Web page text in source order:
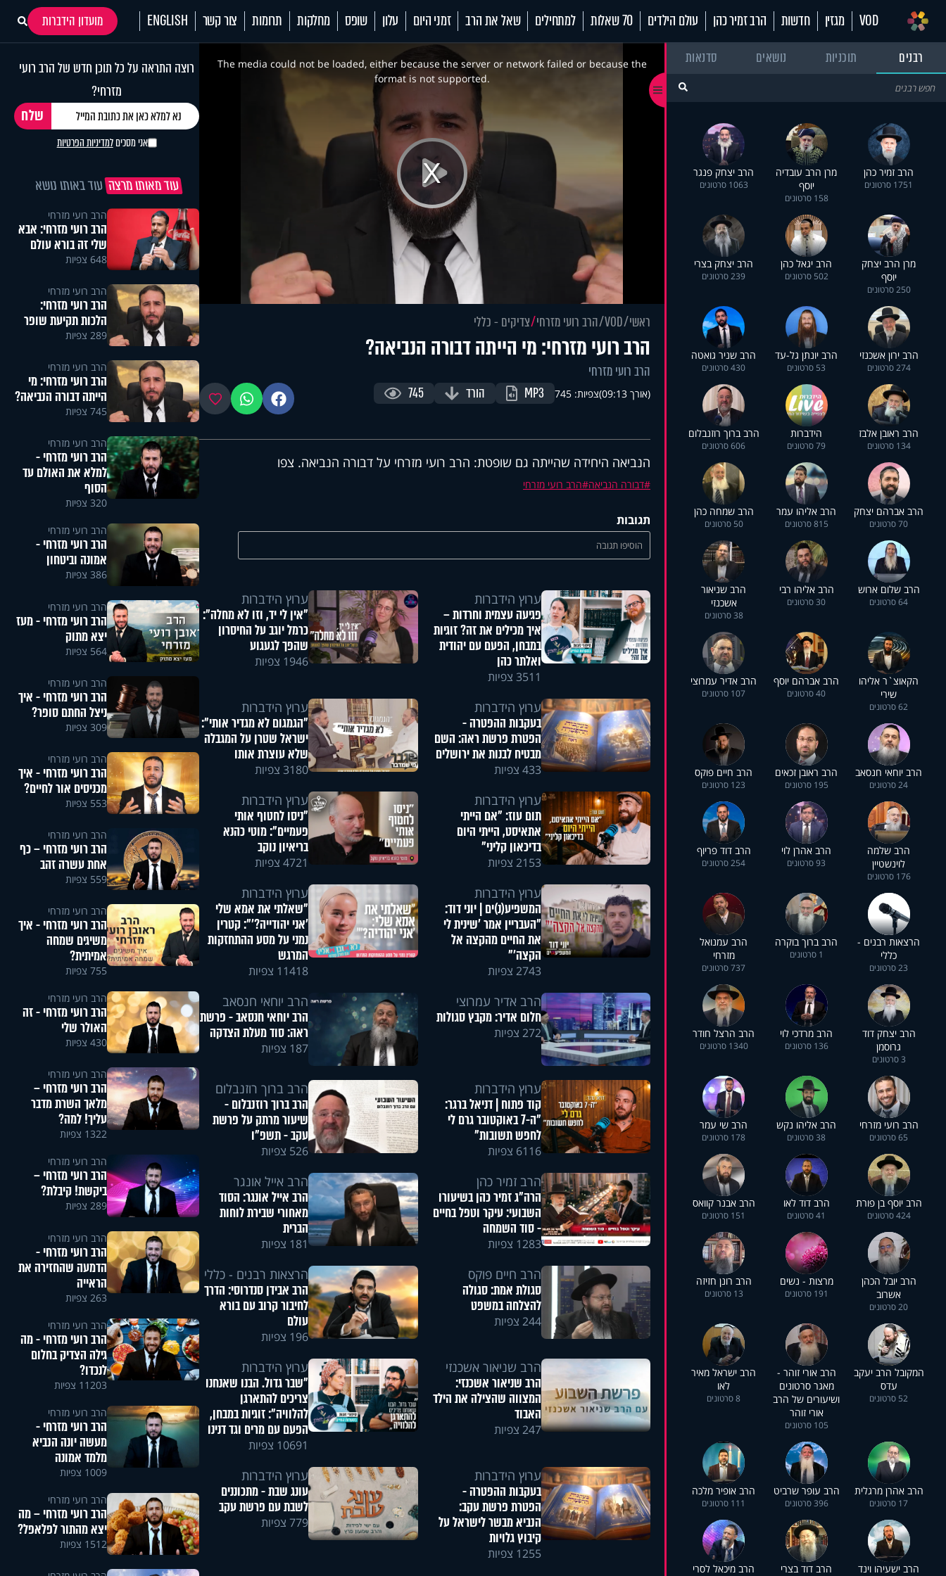
VOD מגזין חדשות הרב זמיר כהן עולם הילדים 70 שאלות למתחילים שאל את הרב זמני היום עלון שופס מחלקות תרומות צור קשר ENGLISH
מועדון הידברות
רבנים
תוכניות נושאים סדנאות
הרב זמיר כהן
1751 סרטונים
מרן הרב עובדיה
יוסף
158 סרטונים
הרב יצחק פנגר
1063 סרטונים
מרן הרב יצחק
יוסף
250 סרטונים
הרב יגאל כהן
502 סרטונים
הרב יצחק בצרי
239 סרטונים
הרב ירון אשכנזי
274 סרטונים
הרב יונתן גל-עד
53 סרטונים
הרב שניר גואטה
430 סרטונים
הרב ראובן אלבז
134 סרטונים
הידברות
79 סרטונים
הרב ברוך רוזנבלום
606 סרטונים
הרב אברהם יצחק
70 סרטונים
הרב אליהו עמר
815 סרטונים
הרב שמחה כהן
50 סרטונים
הרב שלום ארוש
64 סרטונים
הרב אליהו רבי
30 סרטונים
הרב שניאור
אשכנזי
38 סרטונים
הקאוצ`ר אליהו
שירי
62 סרטונים
הרב אברהם יוסף
40 סרטונים
הרב אדיר עמרוצי
107 סרטונים
הרב יוחאי חנסאב
24 סרטונים
הרב ראובן זכאים
195 סרטונים
הרב חיים פוקס
123 סרטונים
הרב שלמה
לוינשטיין
176 סרטונים
הרב אהרן לוי
93 סרטונים
הרב דוד פריוף
254 סרטונים
הרצאות רבנים -
כללי
23 סרטונים
הרב ברוך בוקרה
1 סרטונים
הרב עמנואל
מזרחי
737 סרטונים
הרב יצחק דוד
גרוסמן
3 סרטונים
הרב מרדכי לוי
136 סרטונים
הרב הרצל חודר
1340 סרטונים
הרב רועי מזרחי
65 סרטונים
הרב אליהו נקש
38 סרטונים
הרב שי עמר
178 סרטונים
הרב יוסף בן פורת
424 סרטונים
הרב דוד לאו
41 סרטונים
הרב אבנר קוואס
151 סרטונים
הרב יובל הכהן
אשרוב
20 סרטונים
מרצות - נשים
191 סרטונים
הרב רונן חזיזה
13 סרטונים
המקובל הרב יעקב
עדס
52 סרטונים
הרב אורי זוהר -
מאגר סרטונים
ושיעורים של הרב
אורי זוהר
105 סרטונים
הרב ישראל מאיר
לאו
8 סרטונים
הרב אהרן מרגלית
17 סרטונים
הרב עופר שרביט
396 סרטונים
הרב אופיר מלכה
111 סרטונים
הרב ישעיהו וינד הרב דוד בצרי הרב מיכאל לסרי
Play
Video
This
modalThe media could not be loaded, either because the server or network failed or because the
format is not supported.
ראשי VOD הרב רועי מזרחי צדיקים - כללי
הרב רועי מזרחי: מי הייתה דבורה הנביאה?
הרב רועי מזרחי
(אורך 09:13) צפיות: 745 MP3 הורד 745 פייסבוקווטסאפ מועדפים
הנביאה היחידה שהייתה גם שופטת: הרב רועי מזרחי על דבורה הנביאה. צפו
דבורה הנביאה הרב רועי מזרחי
תגובות
הוסיפו תגובה
ערוץ הידברות
פגיעה עצמית וחרדות –
איך מכילים את זה? זוגיות
במבחן, הפעם עם יהודית
ואלתר כהן
3511 צפיות
ערוץ הידברות
"אין לי יד, וזו לא מחלה":
כרמל יוגב על החיסרון
שהפך לגעגוע
1946 צפיות
ערוץ הידברות
בעקבות ההפטרה -
הפטרת פרשת ראה: השם
מבטיח לבנות את ירושלים
433 צפיות
ערוץ הידברות
"הגמגום לא מגדיר אותי":
ישראל שטרן על המגבלה
שלא עוצרת אותו
3180 צפיות
ערוץ הידברות
תום עוז: "אם הייתי
אתאיסט, הייתי היום
בדיכאון קליני"
2153 צפיות
ערוץ הידברות
"ניסו לחטוף אותי
פעמיים": מוטי כהנא
בריאיון נוקב
4721 צפיות
ערוץ הידברות
המשפיע(נ)ים | יוני דוד:
"העבריין אמר 'שינית לי
את החיים מהקצה אל
הקצה'"
2743 צפיות
ערוץ הידברות
"שאלתי את אמא שלי
'אני יהודייה?'": קטרין
נמני על מסע ההתחזקות
המרגש
11418 צפיות
הרב אדיר עמרוצי
חלום אדיר: מקבץ סגולות
272 צפיות
הרב יוחאי חנסאב
הרב יוחאי חנסאב - פרשת
ראה: סוד מעלת הצדקה
187 צפיות
ערוץ הידברות
קוד פתוח | דניאל ברגר:
"ה-7 באוקטובר גרם לי
לחפש תשובות"
6116 צפיות
הרב ברוך רוזנבלום
הרב ברוך רוזנבלום -
שיעור מרתק על פרשת
עקב - תשפ"ו
526 צפיות
הרב זמיר כהן
הרה"ג זמיר כהן בשיעורו
השבועי: עיקר וטפל בחיים
- סוד השמחה
1283 צפיות
הרב אייל אונגר
הרב אייל אונגר: הסוד
מאחורי שבירת לוחות
הברית
181 צפיות
הרב חיים פוקס
סגולת אמת: סגולה
להצלחה במשפט
244 צפיות
הרצאות רבנים - כללי
הרב אבידן סנדרוסי: הדרך
לחיבור קרוב עם בורא
עולם
196 צפיות
הרב שניאור אשכנזי
הרב שניאור אשכנזי:
המצווה שהצילה את הילד
האבוד
247 צפיות
ערוץ הידברות
"שבר גדול. הבנו שאנחנו
צריכים להתארגן
להלוויה": זוגיות במבחן,
הפעם עם מרים וגד דנינו
10691 צפיות
ערוץ הידברות
בעקבות ההפטרה -
הפטרת פרשת עקב:
הנביא מבשר לישראל על
קיבוץ גלויות
1255 צפיות
ערוץ הידברות
עונג שבת - מתכוננים
לשבת עם פרשת עקב
779 צפיות
רוצה התראה על כל תוכן חדש של הרב רועי
מזרחי?
אני מסכיםלמדיניות הפרטיות
עוד מאותו מרצה עוד באותו נושא
הרב רועי מזרחי
הרב רועי מזרחי: אבא
שלי זה בורא עולם
648 צפיות
הרב רועי מזרחי
הרב רועי מזרחי:
הלכות תקיעת שופר
289 צפיות
הרב רועי מזרחי
הרב רועי מזרחי: מי
הייתה דבורה הנביאה?
745 צפיות
הרב רועי מזרחי
הרב רועי מזרחי -
למלא את האולם עד
הסוף
320 צפיות
הרב רועי מזרחי
הרב רועי מזרחי -
אמונה וביטחון
386 צפיות
הרב רועי מזרחי
הרב רועי מזרחי - מעז
יצא מתוק
564 צפיות
הרב רועי מזרחי
הרב רועי מזרחי - איך
ניצל החתם סופר?
309 צפיות
הרב רועי מזרחי
הרב רועי מזרחי - איך
מכניסים אור לחיים?
553 צפיות
הרב רועי מזרחי
הרב רועי מזרחי – כף
אחת עשרה זהב
559 צפיות
הרב רועי מזרחי
הרב רועי מזרחי - איך
משיגים שמחה
אמיתית?
755 צפיות
הרב רועי מזרחי
הרב רועי מזרחי - זה
האולר שלי
430 צפיות
הרב רועי מזרחי
הרב רועי מזרחי –
מלאך השרת מדבר
עליך! למה?
1322 צפיות
הרב רועי מזרחי
הרב רועי מזרחי –
ביקשת! קיבלת?
289 צפיות
הרב רועי מזרחי
הרב רועי מזרחי -
הדמעה שהחזירה את
הראייה
263 צפיות
הרב רועי מזרחי
הרב רועי מזרחי - מה
גילה הצדיק בחלום
לנכדו?
11203 צפיות
הרב רועי מזרחי
הרב רועי מזרחי -
מעשה יונה הנביא
מלמד אמונה
1009 צפיות
הרב רועי מזרחי
הרב רועי מזרחי – מה
יצא מהתור לפלאפל?
1512 צפיות